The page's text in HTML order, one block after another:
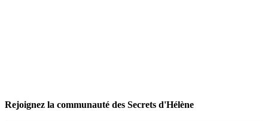
Rejoignez la communauté des Secrets d'Hélène